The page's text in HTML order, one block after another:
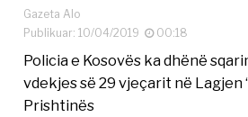
Gazeta Alo
Publikuar: 10/04/2019
00:18
Policia e Kosovës ka dhënë
vdekjes së 29 vjeçarit në Lagjen
Prishtinës